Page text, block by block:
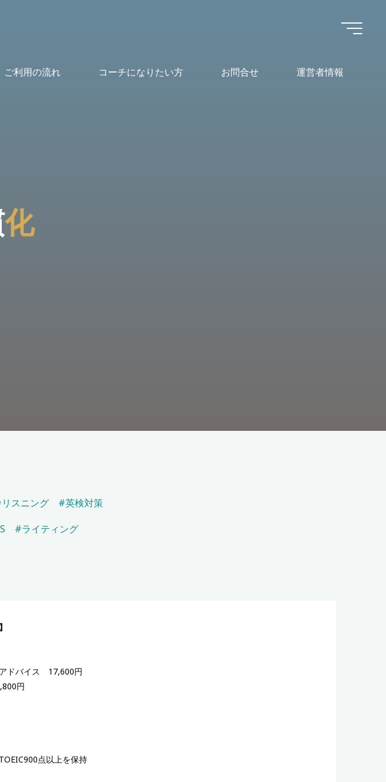
ご利用の流れ コーチになりたい方 お問合せ 運営者情報
化
スニング
#英検対策
#ライティング
アドバイス 17,600円
円
点以上を保持